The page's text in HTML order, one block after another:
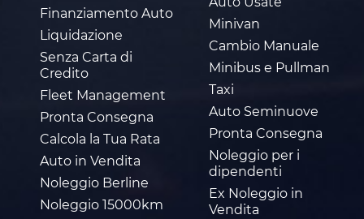
Finanziamento Auto
Liquidazione
Senza Carta di
Credito
Fleet Management
Pronta Consegna
Calcola la Tua Rata
Auto in Vendita
Noleggio Berline
Noleggio 15000km
Minivan
Cambio Manuale
Minibus e Pullman
Taxi
Auto Seminuove
Pronta Consegna
Noleggio per i
dipendenti
Ex Noleggio in
Vendita